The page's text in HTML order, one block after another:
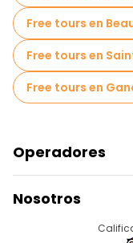
Free tours en
Free tours en
Free tours en
Operadores
Acceder Como
Programa De
Nosotros